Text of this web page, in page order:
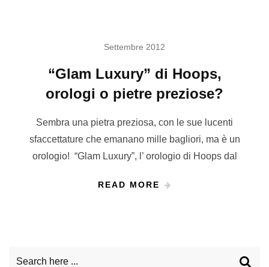
Settembre 2012
“Glam Luxury” di Hoops,
orologi o pietre preziose?
Sembra una pietra preziosa, con le sue lucenti
sfaccettature che emanano mille bagliori, ma è un
orologio! “Glam Luxury”, l’ orologio di Hoops dal
READ MORE